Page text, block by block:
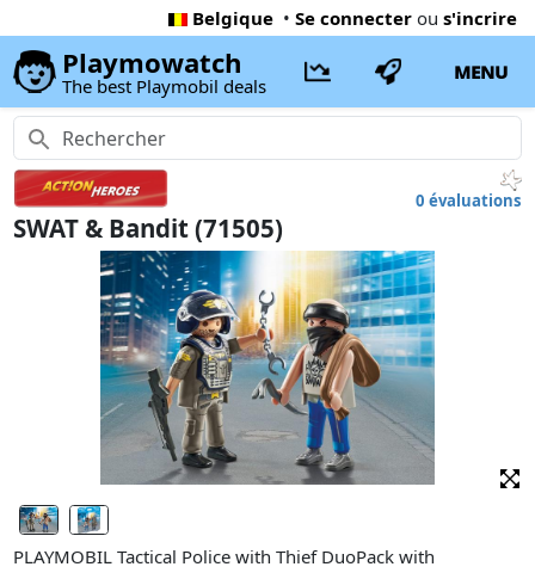
Belgique • Se connecter ou s'incrire
Playmowatch
The best Playmobil deals
MENU
0 évaluations
SWAT & Bandit (71505)
PLAYMOBIL Tactical Police with Thief DuoPack with